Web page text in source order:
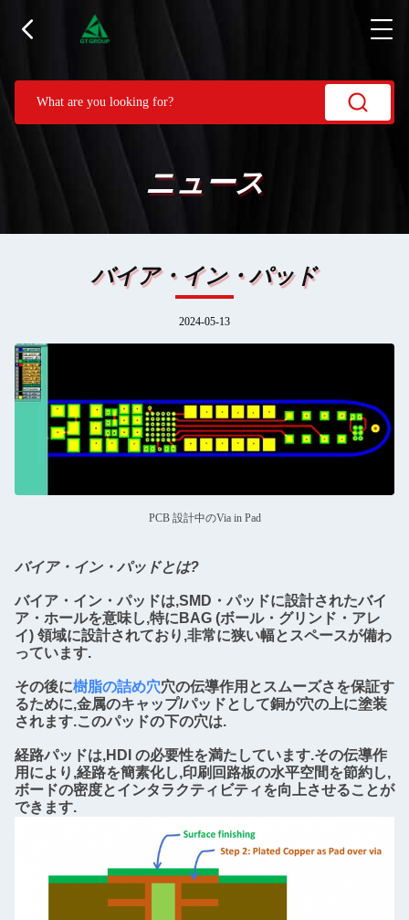
ニュース
バイア・イン・パッド
2024-05-13
PCB 設計中のVia in Pad
バイア・イン・パッドとは?
バイア・イン・パッドは,SMD・パッドに設計されたバイ
ア・ホールを意味し,特にBAG (ボール・グリンド・アレ
イ) 領域に設計されており,非常に狭い幅とスペースが備わ
っています.
その後に樹脂の詰め穴穴の伝導作用とスムーズさを保証す
るために,金属のキャップ/パッドとして銅が穴の上に塗装
されます.このパッドの下の穴は.
経路パッドは,HDI の必要性を満たしています.その伝導作
用により,経路を簡素化し,印刷回路板の水平空間を節約し,
ボードの密度とインタラクティビティを向上させることが
できます.